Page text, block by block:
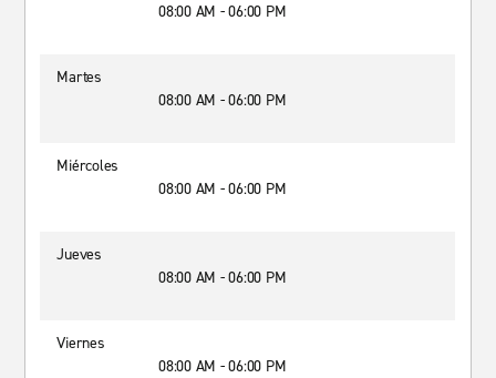
08:00 AM - 06:00 PM
Martes
08:00 AM - 06:00 PM
Miércoles
08:00 AM - 06:00 PM
Jueves
08:00 AM - 06:00 PM
Viernes
08:00 AM - 06:00 PM